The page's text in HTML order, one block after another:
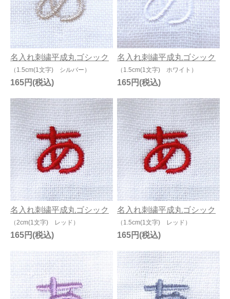
名入れ刺繍平成丸ゴシック
（1.5cm(1文字) シルバー）
165円
名入れ刺繍平成丸ゴシック
（1.5cm(1文字) ホワイト）
165円
名入れ刺繍平成丸ゴシック
（2cm(1文字) レッド）
165円
名入れ刺繍平成丸ゴシック
（1.5cm(1文字) レッド）
165円